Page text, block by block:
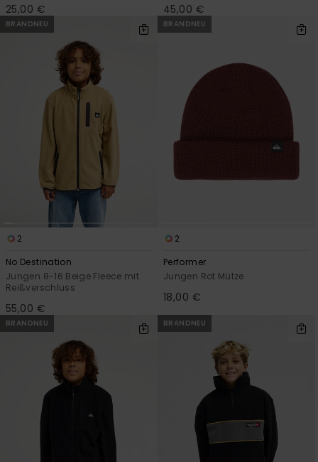
25,00 € 45,00 €
BRANDNEU
2
No Destination
Jungen 8-16 Beige Fleece mit
Reißverschluss
55,00 €
BRANDNEU
2
Performer
Jungen Rot Mütze
18,00 €
BRANDNEU BRANDNEU